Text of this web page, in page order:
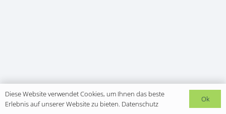
Diese Website verwendet Cookies, um Ihnen das beste
Erlebnis auf unserer Website zu bieten. Datenschutz
Ok